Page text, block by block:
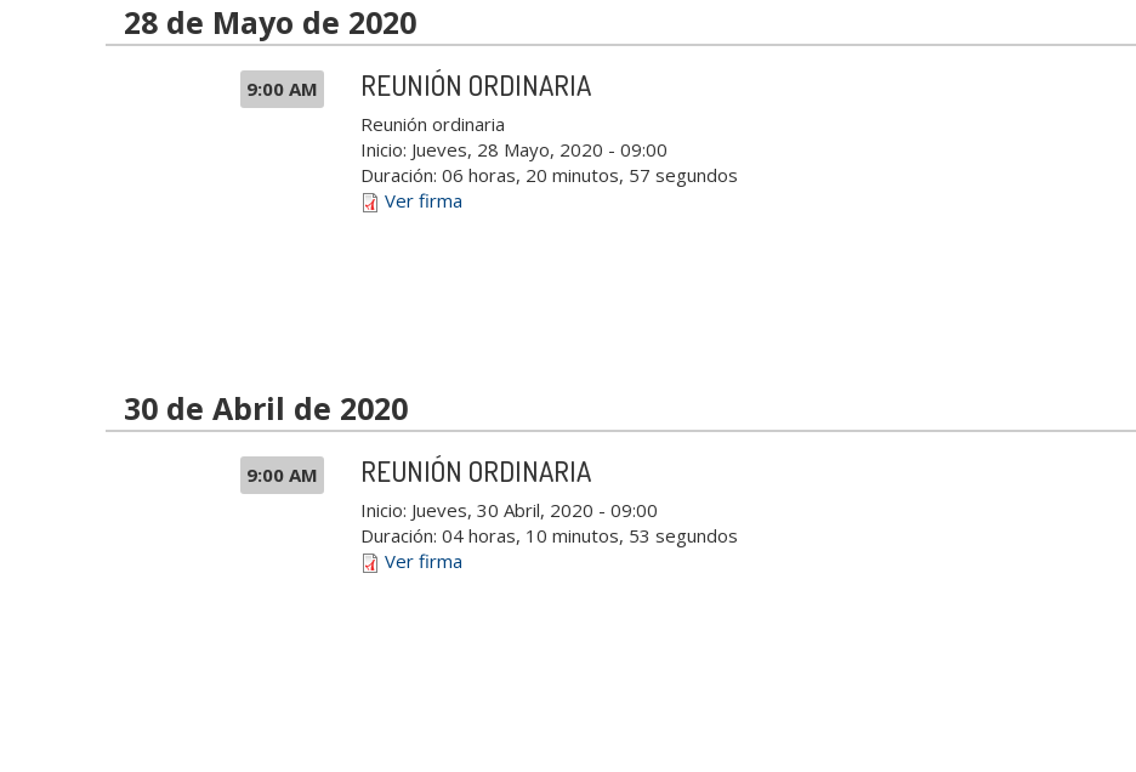
28 de Mayo de 2020
9:00 AM REUNIÓN ORDINARIA
Reunión ordinaria
Inicio: Jueves, 28 Mayo, 2020 - 09:00
Duración: 06 horas, 20 minutos, 57 segundos
Ver firma
30 de Abril de 2020
9:00 AM REUNIÓN ORDINARIA
Inicio: Jueves, 30 Abril, 2020 - 09:00
Duración: 04 horas, 10 minutos, 53 segundos
Ver firma